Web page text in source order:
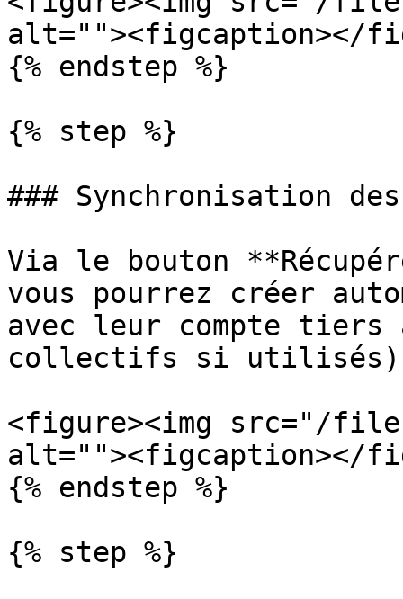
alt=""><figcaption></
{% endstep %}
{% step %}
### Synchronisation
Via le bouton
vous pourrez créer
avec leur compte tiers
collectifs si utilisés)
<figure><img src="/files/
alt=""><figcaption></
{% endstep %}
{% step %}